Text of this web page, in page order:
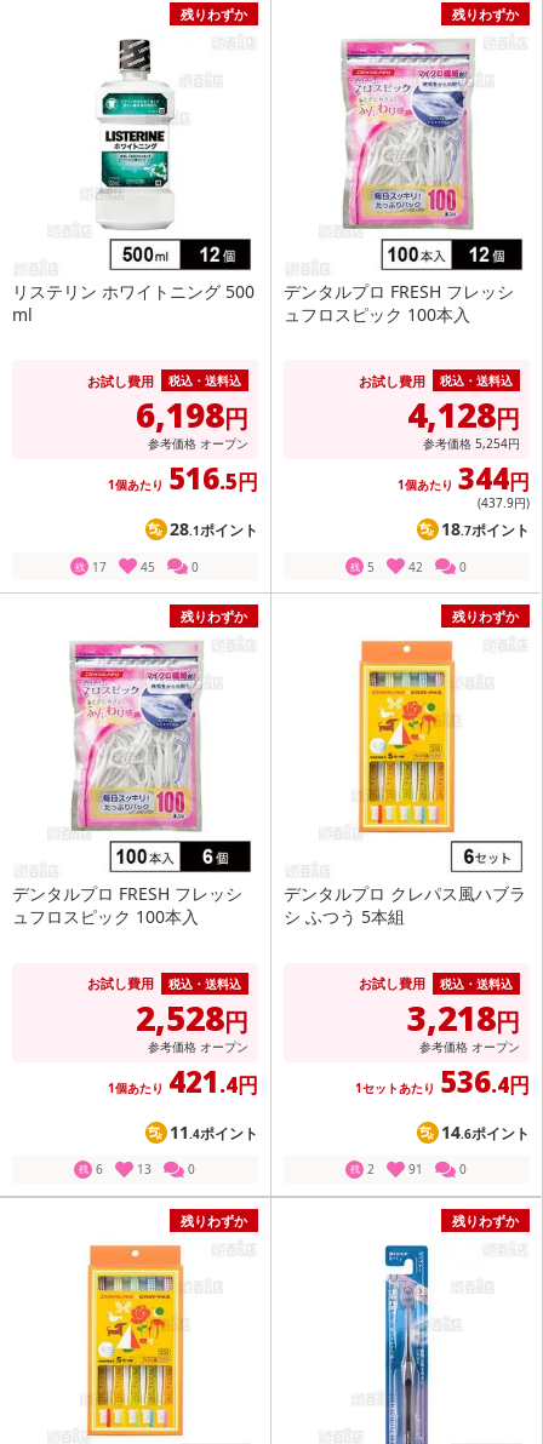
残りわずか
リステリン ホワイトニング 500
ml
お試し費用 税込・送料込
6,198円
参考価格 オープン
1個あたり 516.5円
28.1ポイント
残 17 45 0
残りわずか
デンタルプロ FRESH フレッシ
ュフロスピック 100本入
お試し費用 税込・送料込
4,128円
参考価格 5,254円
1個あたり 344円
(437.9円)
18.7ポイント
残 5 42 0
残りわずか
デンタルプロ FRESH フレッシ
ュフロスピック 100本入
お試し費用 税込・送料込
2,528円
参考価格 オープン
1個あたり 421.4円
11 .4ポイント
残 6 13 0
残りわずか
デンタルプロ クレパス風ハブラ
シ ふつう 5本組
お試し費用 税込・送料込
3,218円
参考価格 オープン
1セットあたり 536.4円
14.6ポイント
残 2 91 0
残りわずか 残りわずか